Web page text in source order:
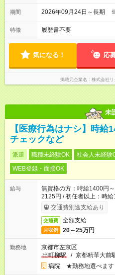
期間 2026年09月24日～長期
特徴 履歴書不要
気になる！ 応
掲載元企業名 株式会社リ
未
【医療行為はナシ】時給
チェックなど
派遣 職種未経験OK 社会人未経験
WEB登録・面接OK
給与
無資格の方：時給1400円
2125円 / 初任者以上：時
交通費別途支給あり
交通費 全額支給
月収例 20～25万円
勤務地
京都市左京区
出町柳駅
/ 京都精華大前
病院 ★勤務地選べます